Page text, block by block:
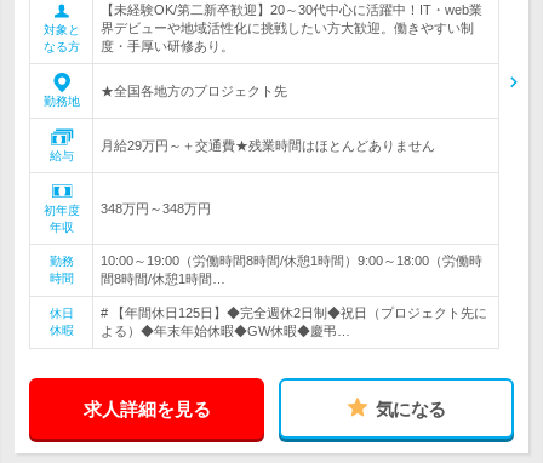
対象と
なる方
【未経験OK/第二新卒歓迎】20～30代中心に活躍中！IT・web業
界デビューや地域活性化に挑戦したい方大歓迎。働きやすい制
度・手厚い研修あり。
勤務地
★全国各地方のプロジェクト先
給与
月給29万円～＋交通費★残業時間はほとんどありません
初年度
年収
348万円～348万円
勤務
時間
10:00～19:00（労働時間8時間/休憩1時間）9:00～18:00（労働時
間8時間/休憩1時間…
休日
休暇
# 【年間休日125日】◆完全週休2日制◆祝日（プロジェクト先に
よる）◆年末年始休暇◆GW休暇◆慶弔…
求人詳細を見る 気になる